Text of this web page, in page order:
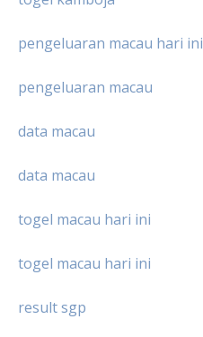
pengeluaran macau hari ini
pengeluaran macau
data macau
data macau
togel macau hari ini
togel macau hari ini
result sgp